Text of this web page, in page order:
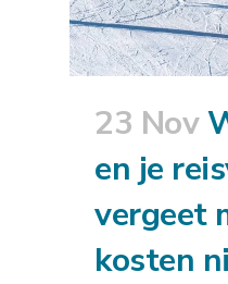
23 Nov
en je
vergeet
kosten